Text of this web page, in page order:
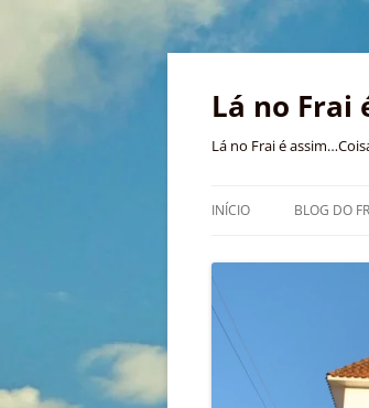
Pular
conteúdo
Lá no Frai
Lá no Frai é
INÍCIO BLOG DO